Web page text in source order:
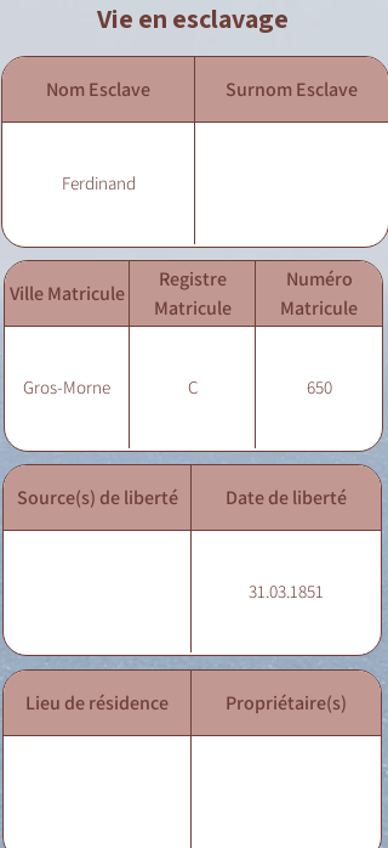
Vie en esclavage
Nom Esclave Surnom Esclave
Ferdinand
Ville Matricule
Registre
Matricule
Numéro
Matricule
Gros-Morne C 650
Source(s) de liberté Date de liberté
31.03.1851
Lieu de résidence Propriétaire(s)